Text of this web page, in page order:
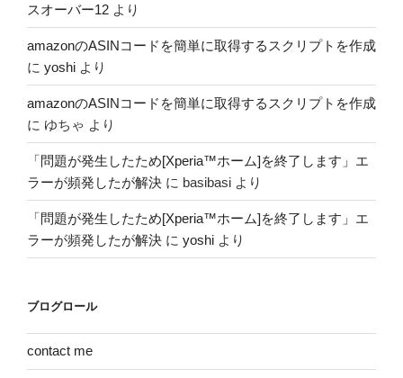
スオーバー12 より
amazonのASINコードを簡単に取得するスクリプトを作成
に yoshi より
amazonのASINコードを簡単に取得するスクリプトを作成
に ゆちゃ より
「問題が発生したため[Xperia™ホーム]を終了します」エ
ラーが頻発したが解決 に basibasi より
「問題が発生したため[Xperia™ホーム]を終了します」エ
ラーが頻発したが解決 に yoshi より
ブログロール
contact me